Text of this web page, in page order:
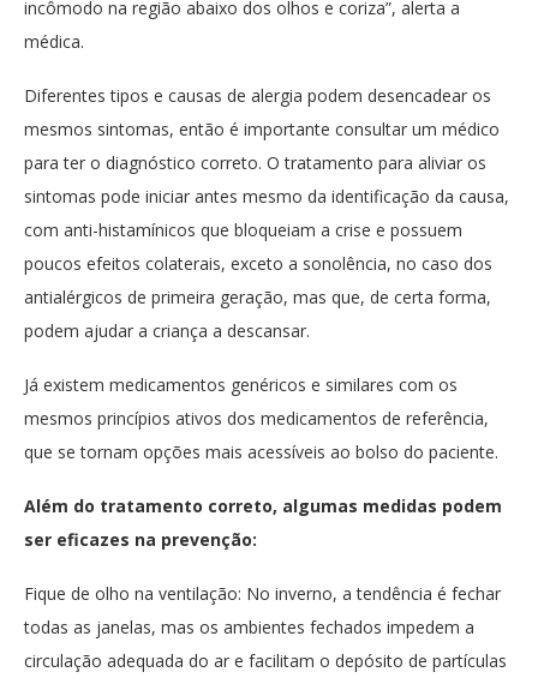
incômodo na região abaixo dos olhos e coriza”, alerta a
médica.
Diferentes tipos e causas de alergia podem desencadear os
mesmos sintomas, então é importante consultar um médico
para ter o diagnóstico correto. O tratamento para aliviar os
sintomas pode iniciar antes mesmo da identificação da causa,
com anti-histamínicos que bloqueiam a crise e possuem
poucos efeitos colaterais, exceto a sonolência, no caso dos
antialérgicos de primeira geração, mas que, de certa forma,
podem ajudar a criança a descansar.
Já existem medicamentos genéricos e similares com os
mesmos princípios ativos dos medicamentos de referência,
que se tornam opções mais acessíveis ao bolso do paciente.
Além do tratamento correto, algumas medidas podem
ser eficazes na prevenção:
Fique de olho na ventilação: No inverno, a tendência é fechar
todas as janelas, mas os ambientes fechados impedem a
circulação adequada do ar e facilitam o depósito de partículas